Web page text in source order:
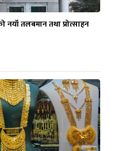
नयाँ तलबमान तथा प्रोत्साहन